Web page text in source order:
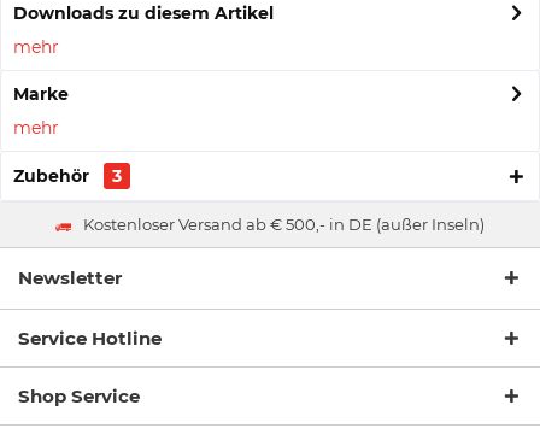
Downloads zu diesem Artikel
mehr
Marke
mehr
Zubehör 3
Kostenloser Versand ab € 500,- in DE (außer Inseln)
Newsletter
Service Hotline
Shop Service